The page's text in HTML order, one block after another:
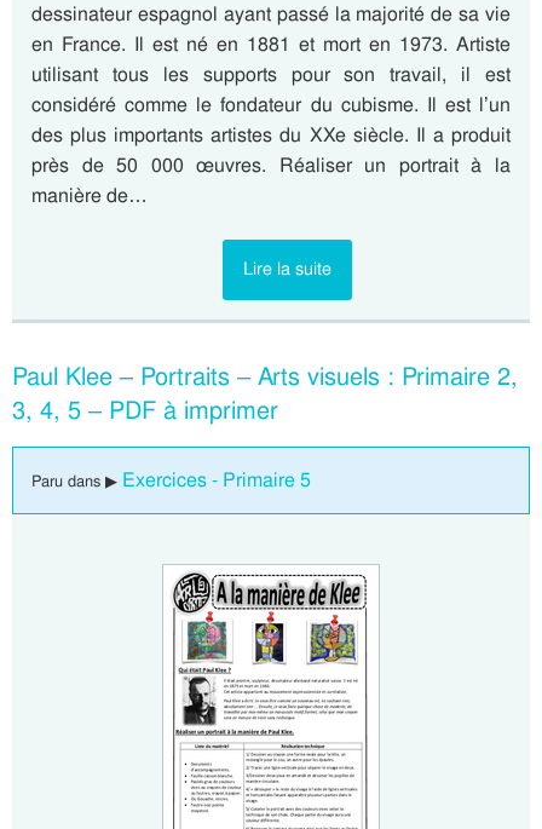
dessinateur espagnol ayant passé la majorité de sa vie
en France. Il est né en 1881 et mort en 1973. Artiste
utilisant tous les supports pour son travail, il est
considéré comme le fondateur du cubisme. Il est l’un
des plus importants artistes du XXe siècle. Il a produit
près de 50 000 œuvres. Réaliser un portrait à la
manière de…
Lire la suite
Paul Klee – Portraits – Arts visuels : Primaire 2,
3, 4, 5 – PDF à imprimer
Paru dans ▶ Exercices - Primaire 5